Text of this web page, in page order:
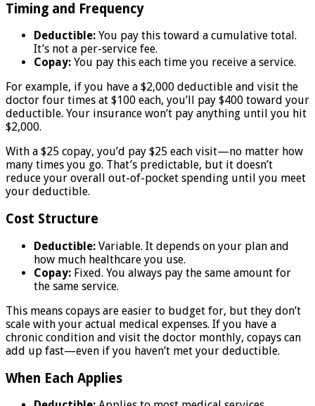
Timing and Frequency
Deductible: You pay this toward a cumulative total.
It’s not a per-service fee.
Copay: You pay this each time you receive a service.
For example, if you have a $2,000 deductible and visit the
doctor four times at $100 each, you’ll pay $400 toward your
deductible. Your insurance won’t pay anything until you hit
$2,000.
With a $25 copay, you’d pay $25 each visit—no matter how
many times you go. That’s predictable, but it doesn’t
reduce your overall out-of-pocket spending until you meet
your deductible.
Cost Structure
Deductible: Variable. It depends on your plan and
how much healthcare you use.
Copay: Fixed. You always pay the same amount for
the same service.
This means copays are easier to budget for, but they don’t
scale with your actual medical expenses. If you have a
chronic condition and visit the doctor monthly, copays can
add up fast—even if you haven’t met your deductible.
When Each Applies